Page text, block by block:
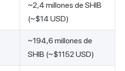
~2,4 millones de SHIB
(~$14 USD)
~194,6 millones de
SHIB (~$1152 USD)